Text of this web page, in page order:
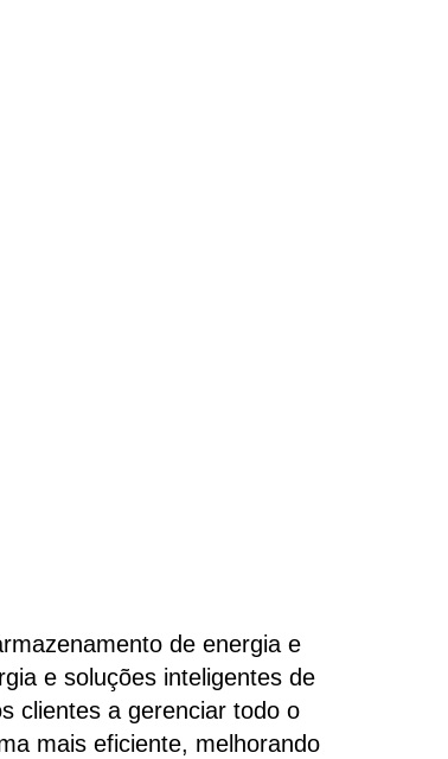
de energia e
e soluções inteligentes de
clientes a gerenciar todo o
mais eficiente, melhorando